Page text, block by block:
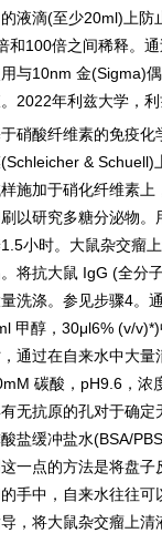
液滴(至少20ml) 上
和100倍之间稀释。
与10nm 金(Sigma)
2022年利兹大学，利
硝酸纤维素的免疫化
(Schleicher & Schuell)
施加于硝化纤维素上
以研究多糖分泌物。
1.5小时。大鼠杂交瘤
将抗大鼠 IgG (全分
洗涤。参见步骤4。
甲醇， 30μl6% (v/v)*)
通过在自来水中大
碳酸， pH9.6 ，浓
无抗原的孔对于确定
盐缓冲盐水(BSA/
一点的方法是将盘子
手中，自来水往往可
，将大鼠杂交瘤上清